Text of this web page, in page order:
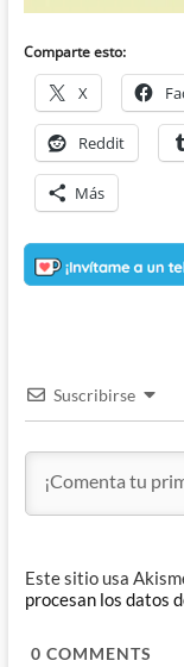
Comparte esto:
X
Reddit
Más
Suscribirse
Este sitio usa
procesan los datos
0 COMMENTS